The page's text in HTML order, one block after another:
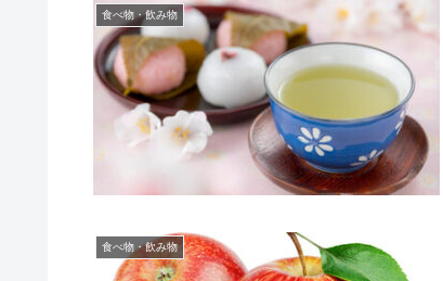
食べ物・飲み物
食べ物・飲み物